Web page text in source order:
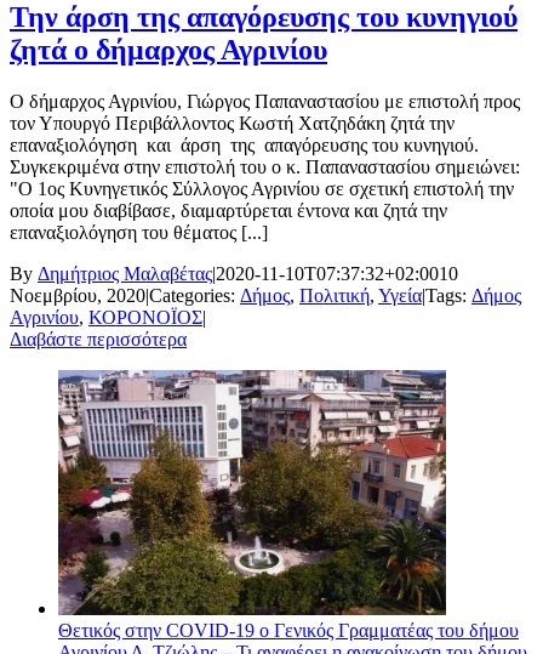
Την άρση της απαγόρευσης του κυνηγιού
ζητά ο δήμαρχος Αγρινίου
Ο δήμαρχος Αγρινίου, Γιώργος Παπαναστασίου με επιστολή προς
τον Υπουργό Περιβάλλοντος Κωστή Χατζηδάκη ζητά την
επαναξιολόγηση και άρση της απαγόρευσης του κυνηγιού.
Συγκεκριμένα στην επιστολή του ο κ. Παπαναστασίου σημειώνει:
"Ο 1ος Κυνηγετικός Σύλλογος Αγρινίου σε σχετική επιστολή την
οποία μου διαβίβασε, διαμαρτύρεται έντονα και ζητά την
επαναξιολόγηση του θέματος [...]
By Δημήτριος Μαλαβέτας|2020-11-10T07:37:32+02:0010
Νοεμβρίου, 2020|Categories: Δήμος, Πολιτική, Υγεία|Tags: Δήμος
Αγρινίου, ΚΟΡΟΝΟΪΟΣ|
Διαβάστε περισσότερα
Θετικός στην COVID-19 ο Γενικός Γραμματέας του δήμου